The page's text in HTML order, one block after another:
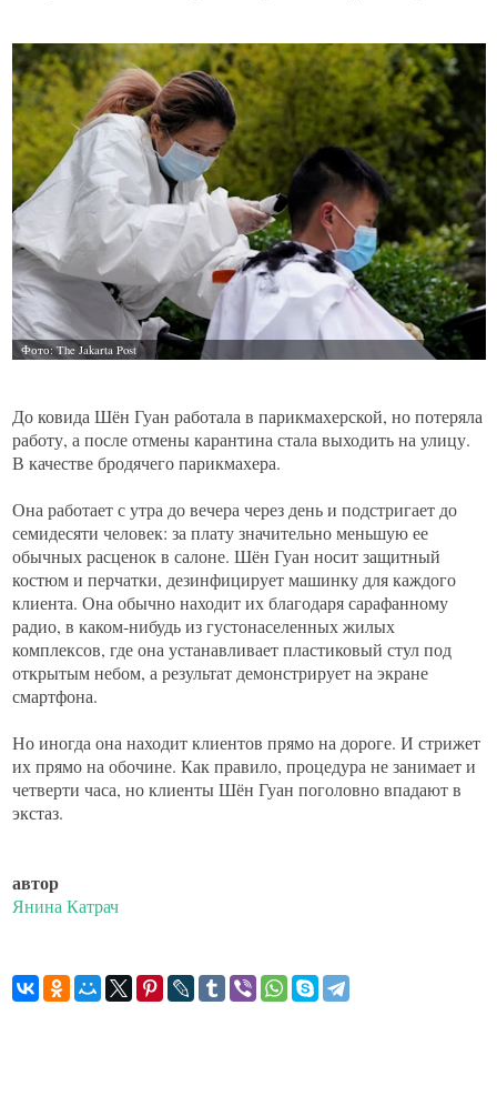
До ковида Шён Гуан работала в парикмахерской, но потеряла
работу, а после отмены карантина стала выходить на улицу.
В качестве бродячего парикмахера.
Она работает с утра до вечера через день и подстригает до
семидесяти человек: за плату значительно меньшую ее
обычных расценок в салоне. Шён Гуан носит защитный
костюм и перчатки, дезинфицирует машинку для каждого
клиента. Она обычно находит их благодаря сарафанному
радио, в каком-нибудь из густонаселенных жилых
комплексов, где она устанавливает пластиковый стул под
открытым небом, а результат демонстрирует на экране
смартфона.
Но иногда она находит клиентов прямо на дороге. И стрижет
их прямо на обочине. Как правило, процедура не занимает и
четверти часа, но клиенты Шён Гуан поголовно впадают в
экстаз.
автор
Янина Катрач